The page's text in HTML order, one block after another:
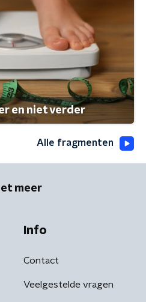
en niet verder
Alle fragmenten
meer
Info
Contact
Veelgestelde vragen